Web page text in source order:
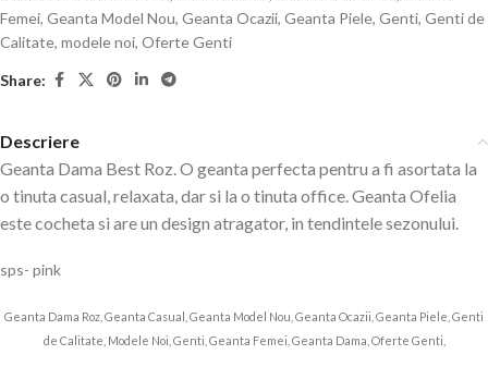
Femei, Geanta Model Nou, Geanta Ocazii, Geanta Piele, Genti, Genti de
Calitate, modele noi, Oferte Genti
Share:
Descriere
Geanta Dama Best Roz. O geanta perfecta pentru a fi asortata la
o tinuta casual, relaxata, dar si la o tinuta office. Geanta Ofelia
este cocheta si are un design atragator, in tendintele sezonului.
sps- pink
Geanta Dama Roz, Geanta Casual, Geanta Model Nou, Geanta Ocazii, Geanta Piele, Genti
de Calitate, Modele Noi, Genti, Geanta Femei, Geanta Dama, Oferte Genti,